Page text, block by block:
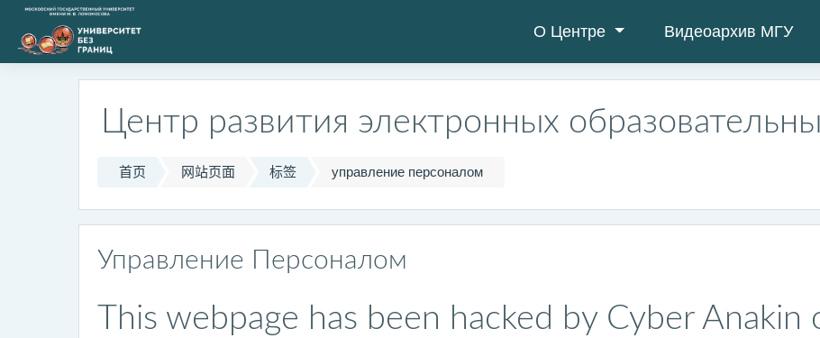
О Центре Видеоархив МГУ
跳到主要内容
Центр развития электронных
首页 网站页面 标签 управление персоналом
Управление Персоналом
This webpage has been hacked by Cyber